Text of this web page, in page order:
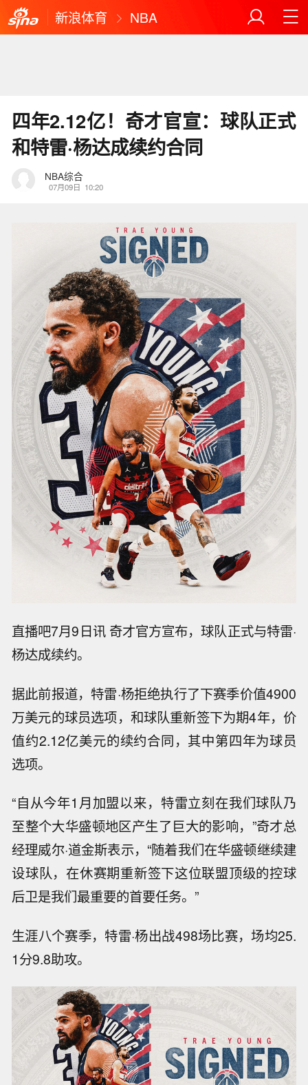
新浪体育 NBA
四年2.12亿！奇才官宣：球队正式
和特雷·杨达成续约合同
NBA综合
07月09日 10:20
直播吧7月9日讯 奇才官方宣布，球队正式与特雷·
杨达成续约。
据此前报道，特雷·杨拒绝执行了下赛季价值4900
万美元的球员选项，和球队重新签下为期4年，价
值约2.12亿美元的续约合同，其中第四年为球员
选项。
“自从今年1月加盟以来，特雷立刻在我们球队乃
至整个大华盛顿地区产生了巨大的影响，”奇才总
经理威尔·道金斯表示，“随着我们在华盛顿继续建
设球队，在休赛期重新签下这位联盟顶级的控球
后卫是我们最重要的首要任务。”
生涯八个赛季，特雷·杨出战498场比赛，场均25.
1分9.8助攻。